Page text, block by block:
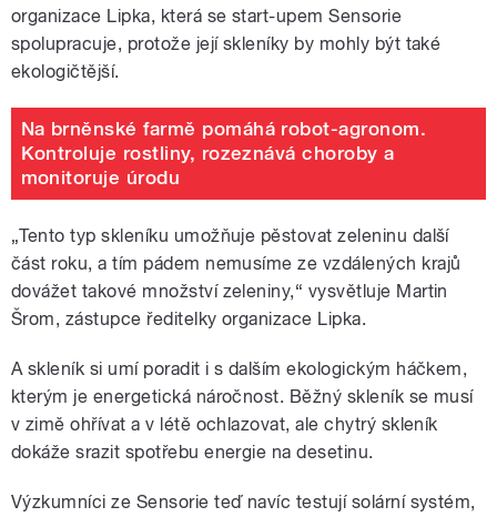
organizace Lipka, která se start-upem Sensorie
spolupracuje, protože její skleníky by mohly být také
ekologičtější.
Na brněnské farmě pomáhá robot-agronom.
Kontroluje rostliny, rozeznává choroby a
monitoruje úrodu
„Tento typ skleníku umožňuje pěstovat zeleninu další
část roku, a tím pádem nemusíme ze vzdálených krajů
dovážet takové množství zeleniny,“ vysvětluje Martin
Šrom, zástupce ředitelky organizace Lipka.
A skleník si umí poradit i s dalším ekologickým háčkem,
kterým je energetická náročnost. Běžný skleník se musí
v zimě ohřívat a v létě ochlazovat, ale chytrý skleník
dokáže srazit spotřebu energie na desetinu.
Výzkumníci ze Sensorie teď navíc testují solární systém,